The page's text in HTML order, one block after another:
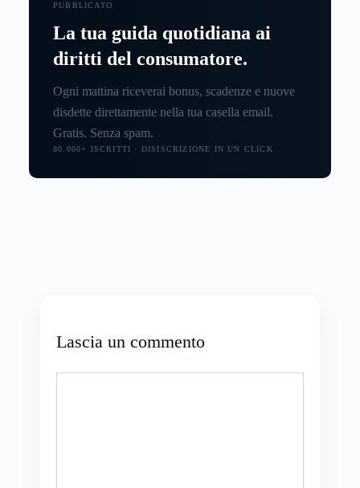
PUBBLICATO
La tua guida quotidiana ai
diritti del consumatore.
Ogni mattina riceverai bonus, scadenze e nuove
disdette direttamente nella tua casella email.
Gratis. Senza spam.
80.000+ ISCRITTI · DISISCRIZIONE IN UN CLICK
Lascia un commento